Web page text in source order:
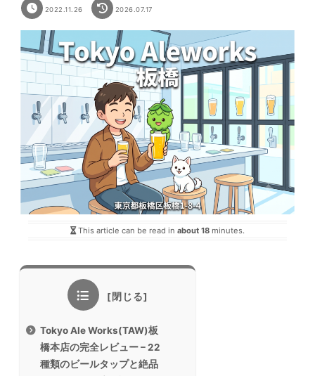
2022.11.26 2026.07.17
This article can be read in about 18 minutes.
Tokyo Ale Works(TAW)板
橋本店の完全レビュー – 22
種類のビールタップと絶品